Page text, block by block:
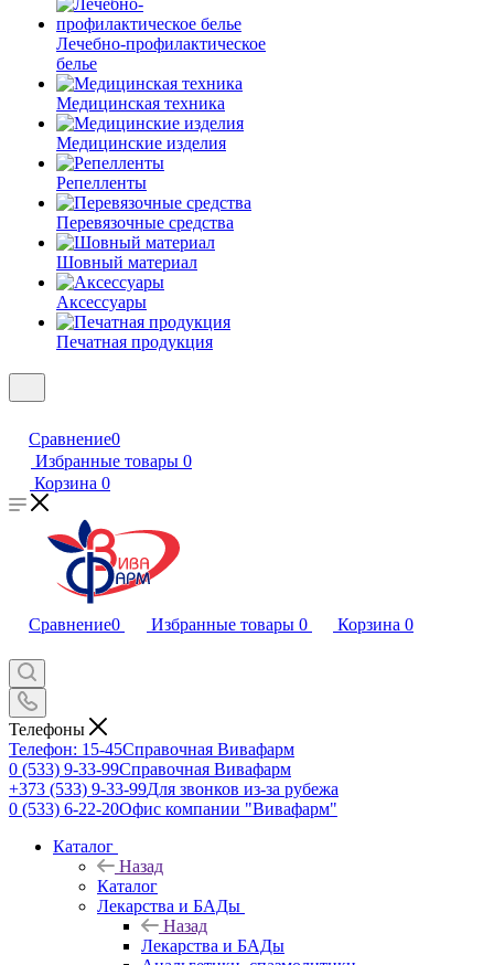
Лечебно-профилактическое
белье
Медицинская техника
Медицинские изделия
Репелленты
Перевязочные средства
Шовный материал
Аксессуары
Печатная продукция
Сравнение0
Избранные товары 0
Корзина 0
Сравнение0 Избранные товары 0 Корзина 0
Телефоны
Телефон: 15-45Справочная Вивафарм
0 (533) 9-33-99Справочная Вивафарм
+373 (533) 9-33-99Для звонков из-за рубежа
0 (533) 6-22-20Офис компании "Вивафарм"
Каталог
Назад
Каталог
Лекарства и БАДы
Назад
Лекарства и БАДы